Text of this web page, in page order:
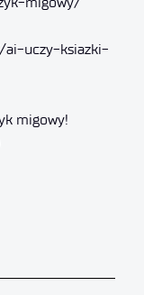
uczy-ksiazki-
migowy!